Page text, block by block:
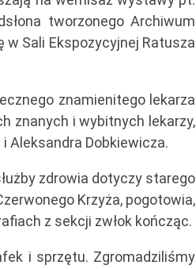
tworzonego Archiwum
Sali Ekspozycyjnej Ratusza
znamienitego lekarza
znanych i wybitnych lekarzy,
Aleksandra Dobkiewicza.
zdrowia dotyczy starego
Krzyża, pogotowia,
z sekcji zwłok kończąc.
i sprzętu. Zgromadziliśmy